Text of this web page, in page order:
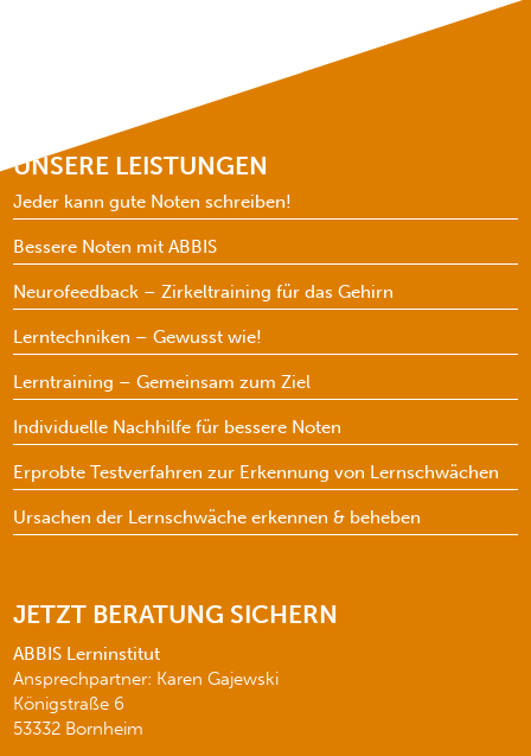
UNSERE LEISTUNGEN
Jeder kann gute Noten schreiben!
Bessere Noten mit ABBIS
Neurofeedback – Zirkeltraining für das Gehirn
Lerntechniken – Gewusst wie!
Lerntraining – Gemeinsam zum Ziel
Individuelle Nachhilfe für bessere Noten
Erprobte Testverfahren zur Erkennung von Lernschwächen
Ursachen der Lernschwäche erkennen & beheben
JETZT BERATUNG SICHERN
ABBIS Lerninstitut
Ansprechpartner: Karen Gajewski
Königstraße 6
53332 Bornheim